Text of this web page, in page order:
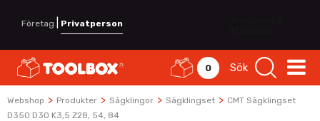
Företag Privatperson
0 Sök
Webshop > Produkter > Sågklingor > Sågklingset > CMT Sågklingset
D350 D30 K3,5 Z28, 54, 84